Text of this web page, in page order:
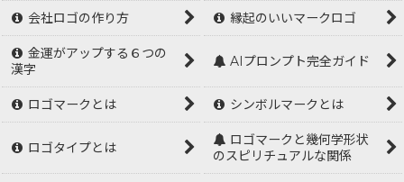
会社ロゴの作り方 縁起のいいマークロゴ
金運がアップする６つの
漢字
AIプロンプト完全ガイド
ロゴマークとは シンボルマークとは
ロゴタイプとは
ロゴマークと幾何学形状
のスピリチュアルな関係